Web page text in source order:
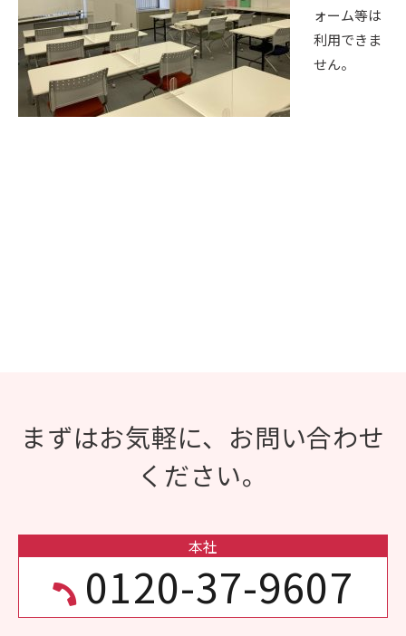
ォーム等は
利用できま
せん。
まずはお気軽に、お問い合わせ
ください。
本社
0120-37-9607